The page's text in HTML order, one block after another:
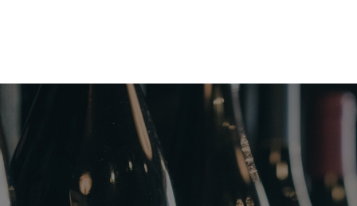
Сухой вкус вина обладает
восхитительной чистотой фруктовых тонов,
среди которых доминируют ноты яблока. Их
подчеркивают четкие минеральные ноты,
которые остаются в прохладном,
освежающем послевкусии.